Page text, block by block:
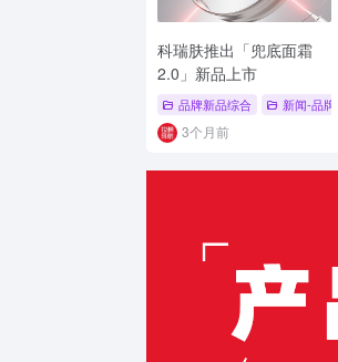
科瑞肤推出「兜底面霜
2.0」新品上市
品牌新品综合 新闻-品牌
3个月前